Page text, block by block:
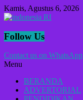
Lompat
ke
Kamis, Agustus 6, 2026
indonesia
Lugas
Menyikap
Berita,Terpercaya
Follow Us
Contact us on WhatsApp
Menu
BERANDA
ADVERTORIAL